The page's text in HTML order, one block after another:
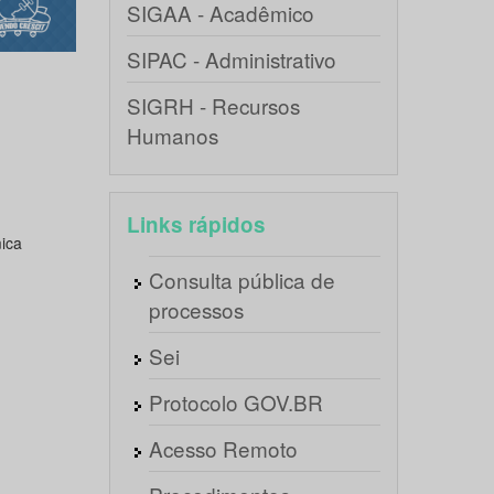
SIGAA - Acadêmico
SIPAC - Administrativo
SIGRH - Recursos
Humanos
Links rápidos
Consulta pública de
processos
Sei
Protocolo GOV.BR
Acesso Remoto